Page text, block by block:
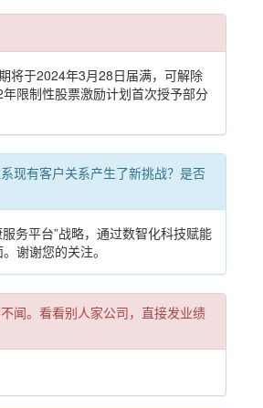
将于2024年3月28日届满，可解除
限制性股票激励计划首次授予部分
现有客户关系产生了新挑战？是否
务平台”战略，通过数智化科技赋能
谢谢您的关注。
闻。看看别人家公司，直接发业绩